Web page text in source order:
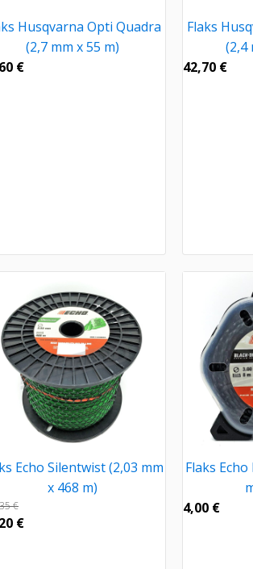
Husqvarna Opti Quadra
(2,7 mm x 55 m)
€
Flaks
(2,4
42,70 €
Echo Silentwist (2,03 mm
x 468 m)
€
€
Flaks
4,00 €